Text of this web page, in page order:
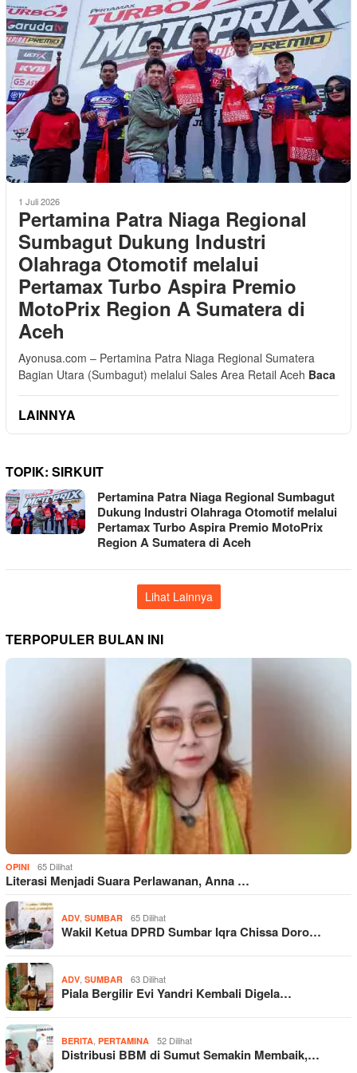
1 Juli 2026
Pertamina Patra Niaga Regional
Sumbagut Dukung Industri
Olahraga Otomotif melalui
Pertamax Turbo Aspira Premio
MotoPrix Region A Sumatera di
Aceh
Ayonusa.com – Pertamina Patra Niaga Regional Sumatera
Bagian Utara (Sumbagut) melalui Sales Area Retail Aceh Baca
LAINNYA
TOPIK: SIRKUIT
Pertamina Patra Niaga Regional Sumbagut
Dukung Industri Olahraga Otomotif melalui
Pertamax Turbo Aspira Premio MotoPrix
Region A Sumatera di Aceh
Lihat Lainnya
TERPOPULER BULAN INI
OPINI 65 Dilihat
Literasi Menjadi Suara Perlawanan, Anna …
ADV SUMBAR 65 Dilihat
Wakil Ketua DPRD Sumbar Iqra Chissa Doro…
ADV SUMBAR 63 Dilihat
Piala Bergilir Evi Yandri Kembali Digela…
BERITA PERTAMINA 52 Dilihat
Distribusi BBM di Sumut Semakin Membaik,…